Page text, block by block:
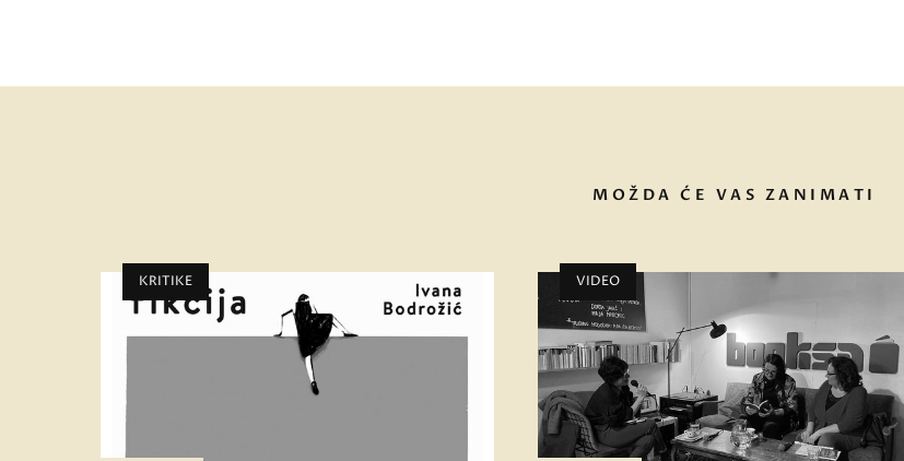
MOŽDA ĆE VAS ZANIMATI
KRITIKE VIDEO